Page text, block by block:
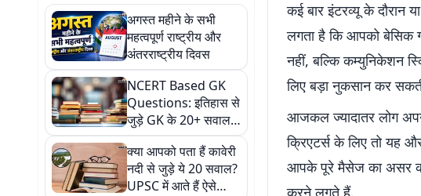
अगस्त महीने के सभी
महत्वपूर्ण राष्ट्रीय और
अंतरराष्ट्रीय दिवस
NCERT Based GK
Questions: इतिहास से
जुड़े GK के 20+ सवाल-
जवाब, UPSC तैयारी के
लिए पूरा गाइड
क्या आपको पता हैं कावेरी
नदी से जुड़े ये 20 सवाल?
UPSC में आते हैं ऐसे
कई बार इंटरव्यू के
लगता है कि आपको बेसिक
नहीं, बल्कि कम्युनिकेशन
लिए बड़ा नुकसान कर
आजकल ज्यादातर लोग
क्रिएटर्स के लिए तो यह
आपके पूरे मैसेज का असर
करने लगते हैं.